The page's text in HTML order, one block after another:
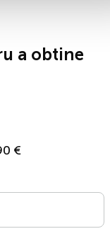
a obtine
€